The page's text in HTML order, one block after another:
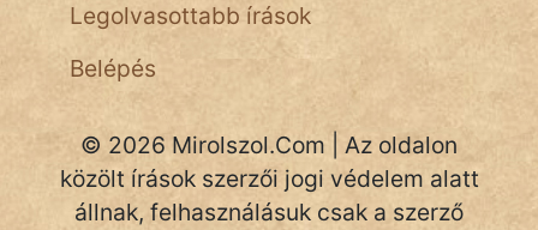
Legolvasottabb írások
Belépés
© 2026 Mirolszol.Com | Az oldalon
közölt írások szerzői jogi védelem alatt
állnak, felhasználásuk csak a szerző